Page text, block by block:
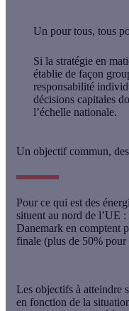
Un pour tous, tous
Si la stratégie en
établie de façon
responsabilité
décisions capitales
l’échelle nationale.
Un objectif commun,
Pour ce qui est des
situent au nord de l’UE
Danemark en comptent
finale (plus de 50%
Les objectifs à atteindre
en fonction de la